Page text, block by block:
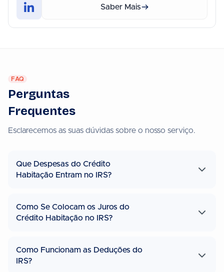
Saber Mais
FAQ
Perguntas
Frequentes
Esclarecemos as suas dúvidas sobre o nosso serviço.
Que Despesas do Crédito
Habitação Entram no IRS?
Como Se Colocam os Juros do
Crédito Habitação no IRS?
Como Funcionam as Deduções do
IRS?